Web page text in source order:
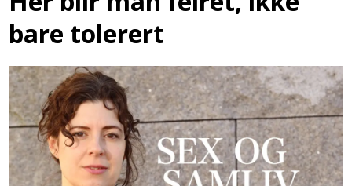
bare tolerert